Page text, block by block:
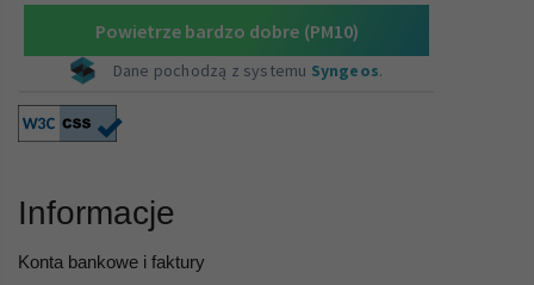
Informacje
Konta bankowe i faktury